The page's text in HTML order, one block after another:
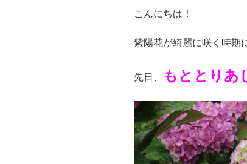
こんにちは！
紫陽花が綺麗に咲く時期
先日、 もととりあ